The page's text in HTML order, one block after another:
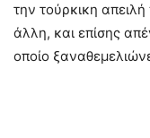
την τούρκικη
άλλη, και επίσης
οποίο